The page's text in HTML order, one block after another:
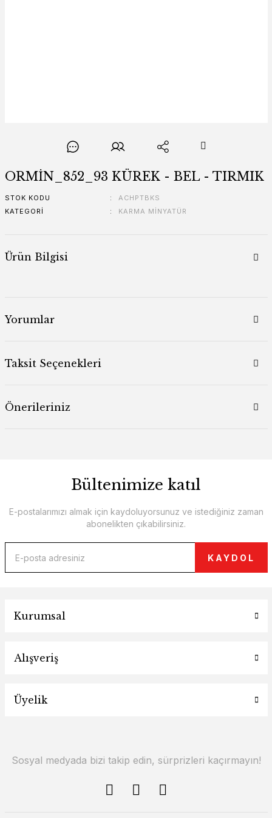
ORMİN_852_93 KÜREK - BEL - TIRMIK
STOK KODU
ACHPTBKS
KATEGORI
KARMA MİNYATÜR
Ürün Bilgisi
Yorumlar
Taksit Seçenekleri
Önerileriniz
Bültenimize katıl
E-postalarımızı almak için kaydoluyorsunuz ve istediğiniz zaman
abonelikten çıkabilirsiniz.
KAYDOL
Kurumsal
Alışveriş
Üyelik
Sosyal medyada bizi takip edin, sürprizleri kaçırmayın!